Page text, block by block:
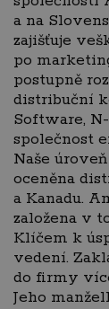
a na
zajišťuje
po
postupně
distribuční
Software,
společnost
Naše
oceněna
a Kanadu.
založena v
Klíčem k
vedení.
do firmy
Jeho